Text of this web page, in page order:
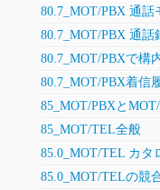
80.7_MOT/PBX 通話
80.7_MOT/PBX 通話
80.7_MOT/PBXで構
80.7_MOT/PBX着信
85_MOT/PBXと
85_MOT/TEL全般
85.0_MOT/TEL カタ
85.0_MOT/TELの競